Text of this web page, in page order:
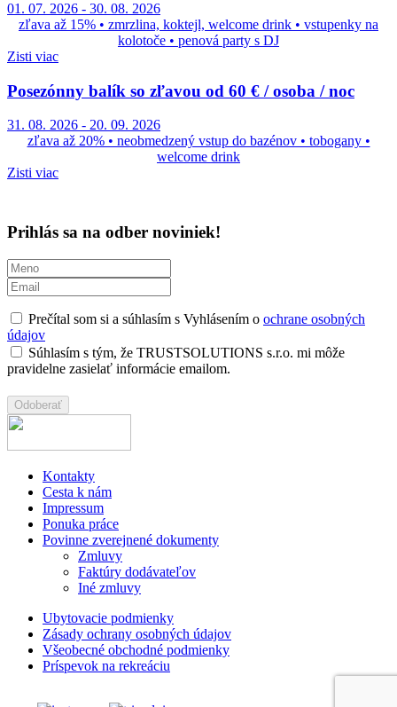
01. 07. 2026 - 30. 08. 2026
zľava až 15% • zmrzlina, koktejl, welcome drink • vstupenky na
kolotoče • penová party s DJ
Zisti viac
Posezónny balík so zľavou od 60 € / osoba / noc
31. 08. 2026 - 20. 09. 2026
zľava až 20% • neobmedzený vstup do bazénov • tobogany •
welcome drink
Zisti viac
Prihlás sa na odber noviniek!
Prečítal som si a súhlasím s Vyhlásením o ochrane osobných
údajov
Súhlasím s tým, že TRUSTSOLUTIONS s.r.o. mi môže
pravidelne zasielať informácie emailom.
Kontakty
Cesta k nám
Impressum
Ponuka práce
Povinne zverejnené dokumenty
Zmluvy
Faktúry dodávateľov
Iné zmluvy
Ubytovacie podmienky
Zásady ochrany osobných údajov
Všeobecné obchodné podmienky
Príspevok na rekreáciu